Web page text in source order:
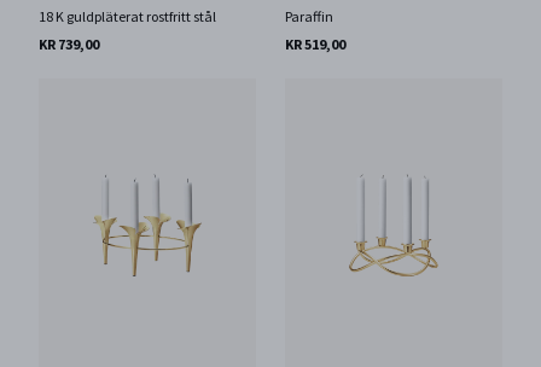
18 K guldpläterat rostfritt stål
KR 739,00
Paraffin
KR 519,00